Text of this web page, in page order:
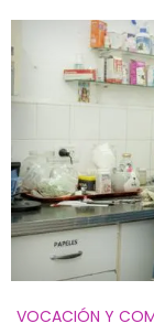
VOCACIÓN Y